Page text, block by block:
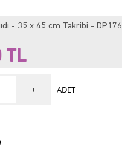
- 35 x 45 cm Takribi - DP176
TL
+ ADET